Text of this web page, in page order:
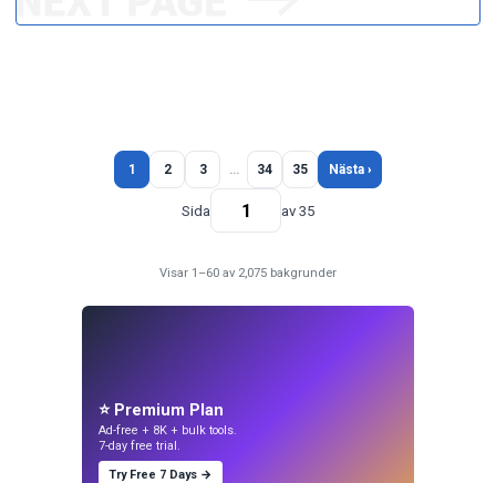
1 2 3 … 34 35 Nästa ›
Sida av 35
Visar 1–60 av 2,075 bakgrunder
⭐ Premium Plan
Ad-free + 8K + bulk tools.
7-day free trial.
Try Free 7 Days →